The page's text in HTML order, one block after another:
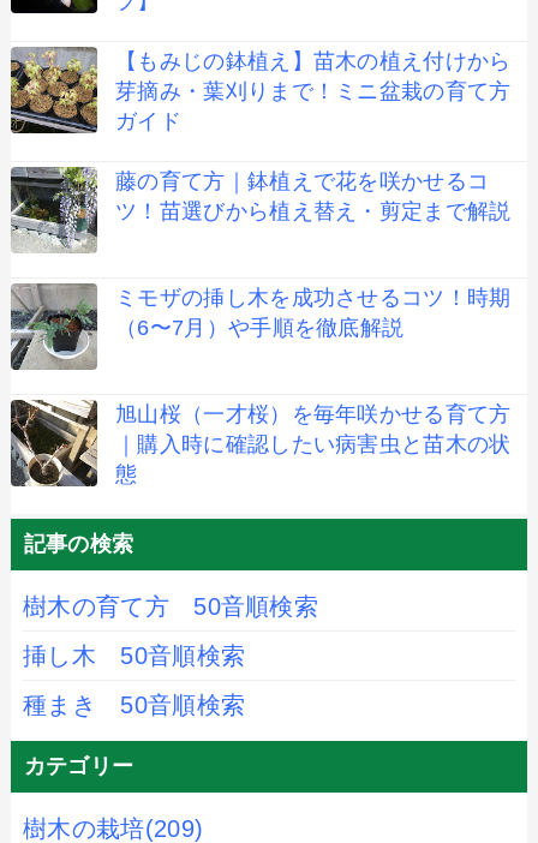
【もみじの鉢植え】苗木の植え付けから
芽摘み・葉刈りまで！ミニ盆栽の育て方
ガイド
藤の育て方｜鉢植えで花を咲かせるコ
ツ！苗選びから植え替え・剪定まで解説
ミモザの挿し木を成功させるコツ！時期
（6〜7月）や手順を徹底解説
旭山桜（一才桜）を毎年咲かせる育て方
｜購入時に確認したい病害虫と苗木の状
態
記事の検索
樹木の育て方 50音順検索
挿し木 50音順検索
種まき 50音順検索
カテゴリー
樹木の栽培(209)